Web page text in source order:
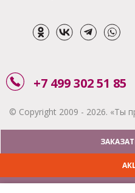
+7 499 302 51 85
© Copyright 2009 - 2026. «Ты